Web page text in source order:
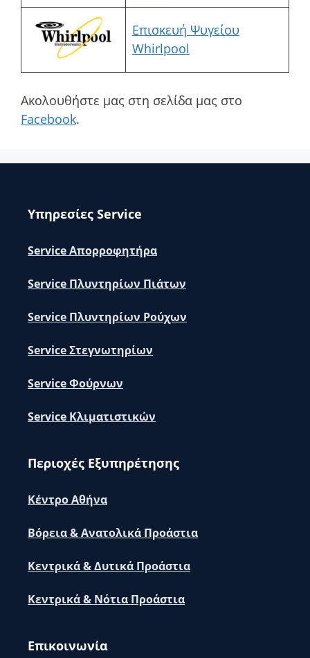
Επισκευή Ψυγείου
Whirlpool
Ακολουθήστε μας στη σελίδα μας στο
Facebook.
Υπηρεσίες Service
Service Απορροφητήρα
Service Πλυντηρίων Πιάτων
Service Πλυντηρίων Ρούχων
Service Στεγνωτηρίων
Service Φούρνων
Service Κλιματιστικών
Περιοχές Εξυπηρέτησης
Κέντρο Αθήνα
Βόρεια & Ανατολικά Προάστια
Κεντρικά & Δυτικά Προάστια
Κεντρικά & Νότια Προάστια
Επικοινωνία